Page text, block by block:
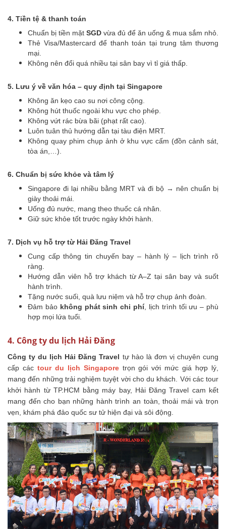
4. Tiền tệ & thanh toán
Chuẩn bị tiền mặt SGD vừa đủ để ăn uống & mua sắm nhỏ.
Thẻ Visa/Mastercard để thanh toán tại trung tâm thương
mại.
Không nên đổi quá nhiều tại sân bay vì tỉ giá thấp.
5. Lưu ý về văn hóa – quy định tại Singapore
Không ăn kẹo cao su nơi công cộng.
Không hút thuốc ngoài khu vực cho phép.
Không vứt rác bừa bãi (phạt rất cao).
Luôn tuân thủ hướng dẫn tại tàu điện MRT.
Không quay phim chụp ảnh ở khu vực cấm (đồn cảnh sát,
tòa án,…).
6. Chuẩn bị sức khỏe và tâm lý
Singapore đi lại nhiều bằng MRT và đi bộ → nên chuẩn bị
giày thoải mái.
Uống đủ nước, mang theo thuốc cá nhân.
Giữ sức khỏe tốt trước ngày khởi hành.
7. Dịch vụ hỗ trợ từ Hải Đăng Travel
Cung cấp thông tin chuyến bay – hành lý – lịch trình rõ
ràng.
Hướng dẫn viên hỗ trợ khách từ A–Z tại sân bay và suốt
hành trình.
Tặng nước suối, quà lưu niệm và hỗ trợ chụp ảnh đoàn.
Đảm bảo không phát sinh chi phí, lịch trình tối ưu – phù
hợp mọi lứa tuổi.
4. Công ty du lịch Hải Đăng
Công ty du lịch Hải Đăng Travel tự hào là đơn vị chuyên cung
cấp các tour du lịch Singaporetrọn gói với mức giá hợp lý,
mang đến những trải nghiệm tuyệt vời cho du khách. Với các tour
khởi hành từ TP.HCM bằng máy bay, Hải Đăng Travel cam kết
mang đến cho bạn những hành trình an toàn, thoải mái và trọn
vẹn, khám phá đảo quốc sư tử hiện đại và sôi động.